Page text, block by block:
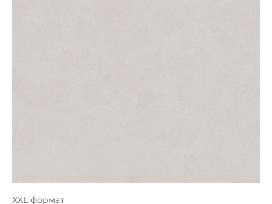
XXL формат